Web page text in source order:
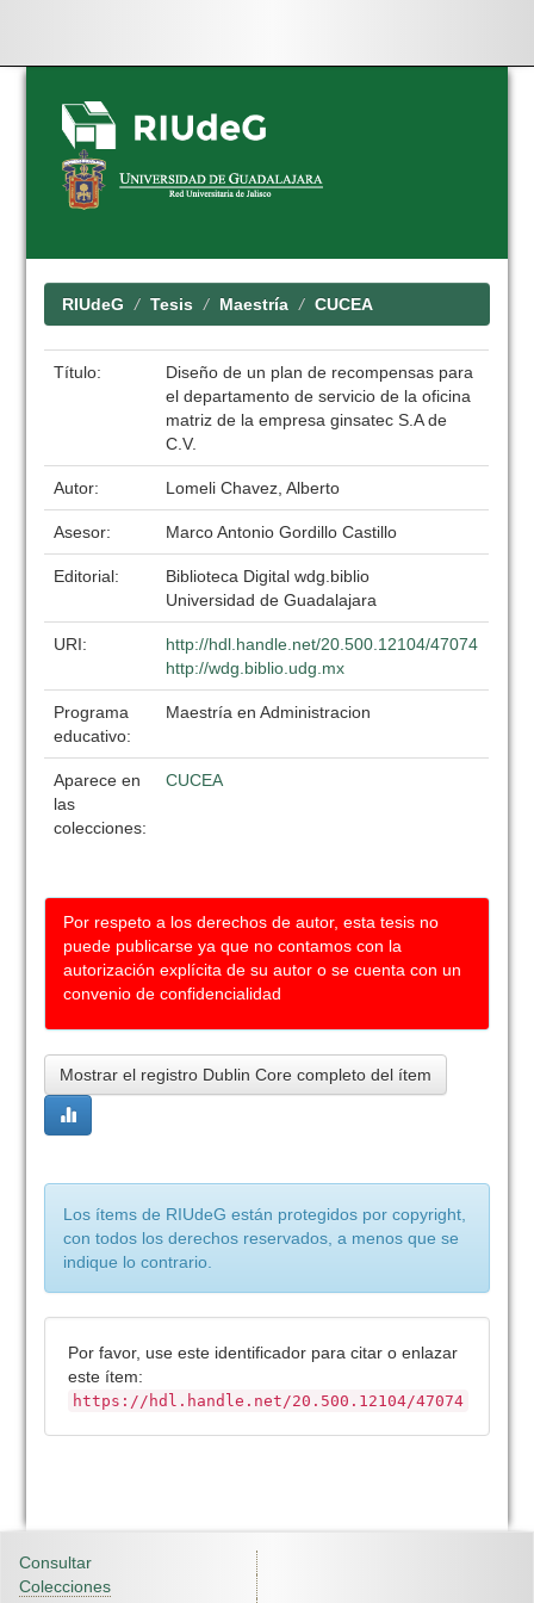
Skip
navigation
RIUdeG Tesis Maestría CUCEA
Título:
Diseño de un plan de recompensas para
el departamento de servicio de la oficina
matriz de la empresa ginsatec S.A de
C.V.
Autor: Lomeli Chavez, Alberto
Asesor: Marco Antonio Gordillo Castillo
Editorial:
Biblioteca Digital wdg.biblio
Universidad de Guadalajara
URI:
http://hdl.handle.net/20.500.12104/47074
http://wdg.biblio.udg.mx
Programa
educativo:
Maestría en Administracion
Aparece en
las
colecciones:
CUCEA
Por respeto a los derechos de autor, esta tesis no
puede publicarse ya que no contamos con la
autorización explícita de su autor o se cuenta con un
convenio de confidencialidad
Mostrar el registro Dublin Core completo del ítem
Los ítems de RIUdeG están protegidos por copyright,
con todos los derechos reservados, a menos que se
indique lo contrario.
Por favor, use este identificador para citar o enlazar
este ítem:
https://hdl.handle.net/20.500.12104/47074
Consultar
Colecciones